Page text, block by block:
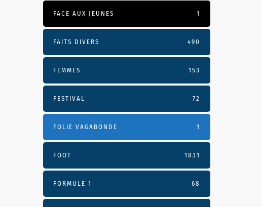
FACE AUX JEUNES 1
FAITS DIVERS 490
FEMMES 153
FESTIVAL 72
FOLIE VAGABONDE 1
FOOT 1831
FORMULE 1 68